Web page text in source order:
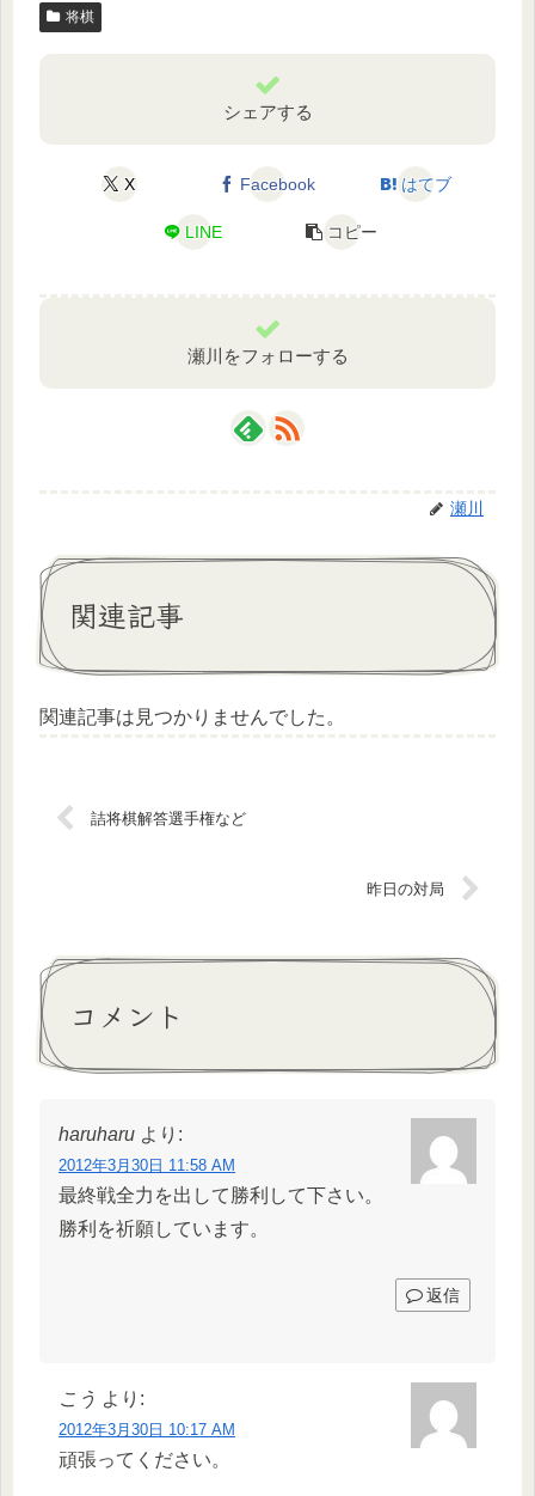
将棋
シェアする
X Facebook はてブ
LINE コピー
瀬川をフォローする
瀬川
関連記事
関連記事は見つかりませんでした。
詰将棋解答選手権など
昨日の対局
コメント
haruharu より:
2012年3月30日 11:58 AM
最終戦全力を出して勝利して下さい。
勝利を祈願しています。
返信
こう より:
2012年3月30日 10:17 AM
頑張ってください。